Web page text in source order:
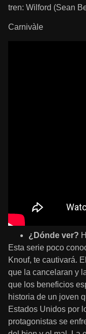
tren: Wilford (Sean
Carnivàle
¿Dónde ver?
Esta serie poco
Knouf, te cautivará.
que la cancelaran y
que los beneficios
historia de un joven
Estados Unidos por
protagonistas se